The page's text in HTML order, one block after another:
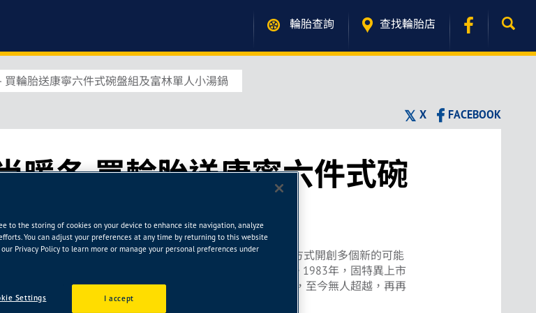
輪胎查詢 查找輪胎店
買輪胎送康寧六件式碗盤組及富林單人小湯鍋
X FACEBOOK
暖冬 買輪胎送康寧六件式碗
林單人小湯鍋
，成就了今日所擁有的精彩。屢屢創新，幫助人類在移動方式開創多個新的可能
胎品牌，搭載於阿波羅十四號的MET (模組化設備運輸車)。1983年，固特異上市
年，成為第一個創下F1賽事368次冠軍紀錄的輪胎品牌，至今無人超越，再再
化。
to the storing of cookies on your device to enhance site navigation, analyze
You can adjust your preferences at any time by returning to this website
Privacy Policy to learn more or manage your personal preferences under
I accept
Settings